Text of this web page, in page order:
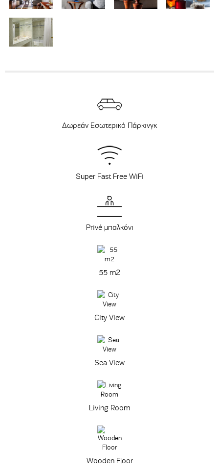
Δωρεάν Εσωτερικό Πάρκινγκ
Super Fast Free WiFi
Privé μπαλκόνι
55 m2
City View
Sea View
Living Room
Wooden Floor